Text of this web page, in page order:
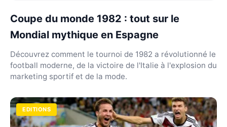
Coupe du monde 1982 : tout sur le
Mondial mythique en Espagne
Découvrez comment le tournoi de 1982 a révolutionné le
football moderne, de la victoire de l'Italie à l'explosion du
marketing sportif et de la mode.
EDITIONS